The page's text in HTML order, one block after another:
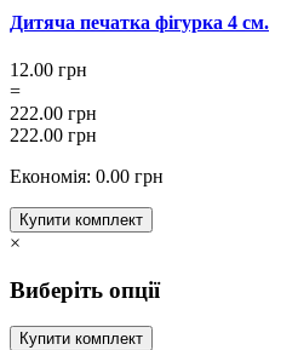
Дитяча печатка фігурка 4 см.
12.00 грн
=
222.00 грн
222.00 грн
Економія: 0.00 грн
Купити комплект
×
Виберіть опції
Купити комплект